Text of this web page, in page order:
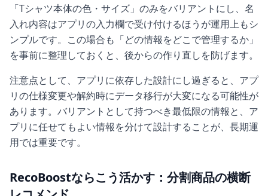
「Tシャツ本体の色・サイズ」のみをバリアントにし、名
入れ内容はアプリの入力欄で受け付けるほうが運用上もシ
ンプルです。この場合も「どの情報をどこで管理するか」
を事前に整理しておくと、後からの作り直しを防げます。
注意点として、アプリに依存した設計にし過ぎると、アプ
リの仕様変更や解約時にデータ移行が大変になる可能性が
あります。バリアントとして持つべき最低限の情報と、ア
プリに任せてもよい情報を分けて設計することが、長期運
用では重要です。
RecoBoostならこう活かす：分割商品の横断